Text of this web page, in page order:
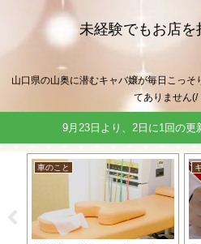
未経験でもお店を
山口県の山奥に潜むキャバ嬢が毎日こっ
てありません(/
9月23日より、2日に1回の更
車のこと